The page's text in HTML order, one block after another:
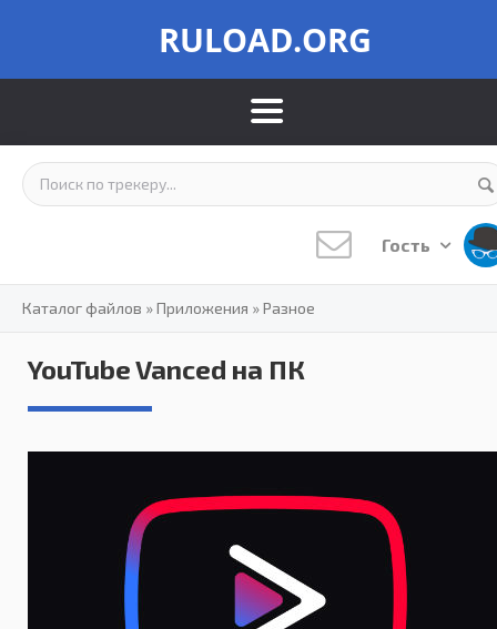
RULOAD.ORG
Гость
Каталог файлов »Приложения »Разное
YouTube Vanced на ПК